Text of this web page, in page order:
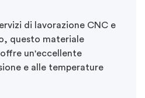
di lavorazione CNC e
questo materiale
un'eccellente
e alle temperature